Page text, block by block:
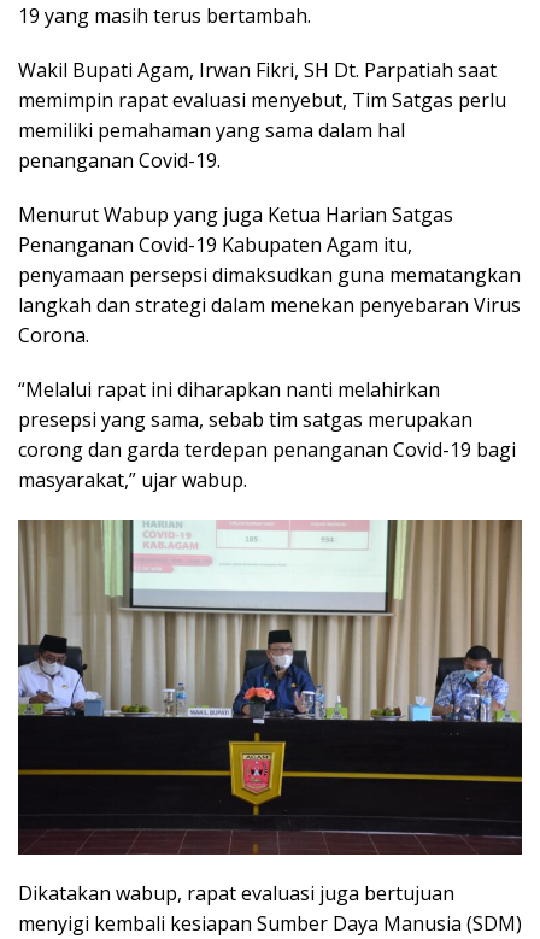
19 yang masih terus bertambah.
Wakil Bupati Agam, Irwan Fikri, SH Dt. Parpatiah saat
memimpin rapat evaluasi menyebut, Tim Satgas perlu
memiliki pemahaman yang sama dalam hal
penanganan Covid-19.
Menurut Wabup yang juga Ketua Harian Satgas
Penanganan Covid-19 Kabupaten Agam itu,
penyamaan persepsi dimaksudkan guna mematangkan
langkah dan strategi dalam menekan penyebaran Virus
Corona.
“Melalui rapat ini diharapkan nanti melahirkan
presepsi yang sama, sebab tim satgas merupakan
corong dan garda terdepan penanganan Covid-19 bagi
masyarakat,” ujar wabup.
Dikatakan wabup, rapat evaluasi juga bertujuan
menyigi kembali kesiapan Sumber Daya Manusia (SDM)